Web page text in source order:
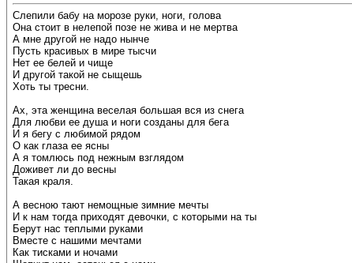
Слепили бабу на морозе руки, ноги, голова
Она стоит в нелепой позе не жива и не мертва
А мне другой не надо нынче
Пусть красивых в мире тысчи
Нет ее белей и чище
И другой такой не сыщешь
Хоть ты тресни.
Ах, эта женщина веселая большая вся из снега
Для любви ее душа и ноги созданы для бега
И я бегу с любимой рядом
О как глаза ее ясны
А я томлюсь под нежным взглядом
Доживет ли до весны
Такая краля.
А весною тают немощные зимние мечты
И к нам тогда приходят девочки, с которыми на ты
Берут нас теплыми руками
Вместе с нашими мечтами
Как тисками и ночами